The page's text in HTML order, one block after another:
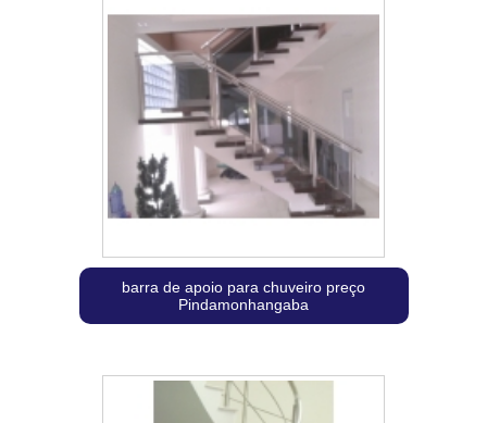
barra de apoio para chuveiro preço
Pindamonhangaba